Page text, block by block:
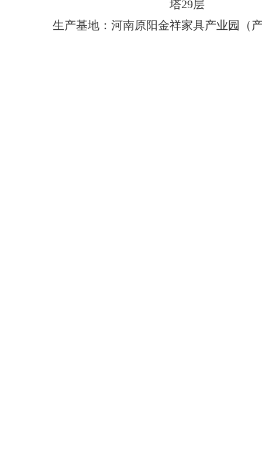
塔29层
生产基地：河南原阳金祥家具产业园（